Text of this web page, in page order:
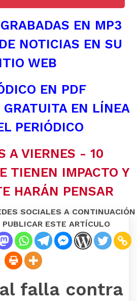
EN MP3
NOTICIAS EN SU
WEB
EN PDF
EN LÍNEA
PERIÓDICO
A VIERNES - 10
TIENEN IMPACTO Y
HARÁN PENSAR
SOCIALES A CONTINUACIÓN
PUBLICAR ESTE ARTÍCULO
falla contra